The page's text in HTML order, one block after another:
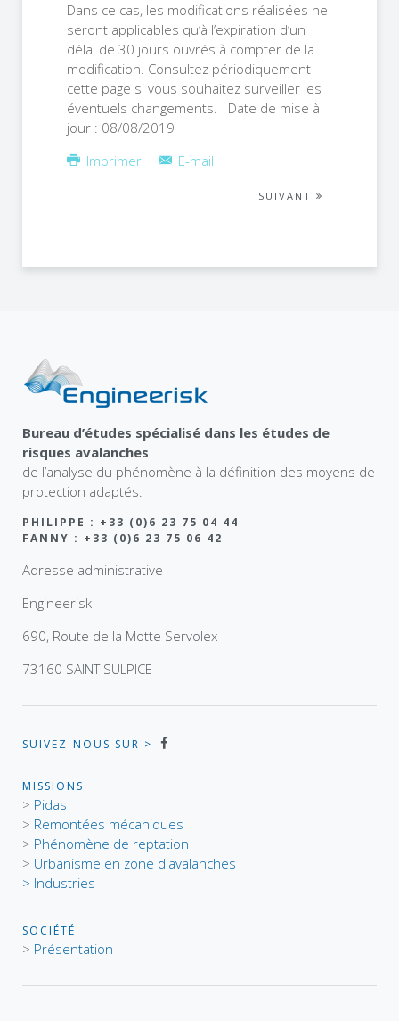
Dans ce cas, les modifications réalisées ne
seront applicables qu’à l’expiration d’un
délai de 30 jours ouvrés à compter de la
modification. Consultez périodiquement
cette page si vous souhaitez surveiller les
éventuels changements. Date de mise à
jour : 08/08/2019
Imprimer
E-mail
SUIVANT
Bureau d’études spécialisé dans les études de
risques avalanches
de l’analyse du phénomène à la définition des moyens de
protection adaptés.
PHILIPPE : +33 (0)6 23 75 04 44
FANNY : +33 (0)6 23 75 06 42
Adresse administrative
Engineerisk
690, Route de la Motte Servolex
73160 SAINT SULPICE
SUIVEZ-NOUS SUR >
MISSIONS
> Pidas
> Remontées mécaniques
> Phénomène de reptation
> Urbanisme en zone d'avalanches
> Industries
SOCIÉTÉ
> Présentation